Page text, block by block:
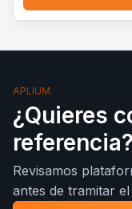
APLIUM
¿Quieres
referencia?
Revisamos
antes de tramitar el